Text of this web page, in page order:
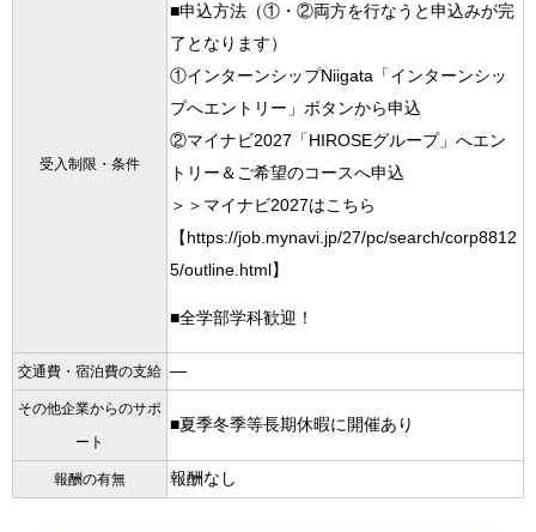
受入制限・条件
■申込方法（①・②両方を行なうと申込みが完
了となります）
①インターンシップNiigata「インターンシッ
プへエントリー」ボタンから申込
②マイナビ2027「HIROSEグループ」へエン
トリー＆ご希望のコースへ申込
＞＞マイナビ2027はこちら
【https://job.mynavi.jp/27/pc/search/corp8812
5/outline.html】
■全学部学科歓迎！
交通費・宿泊費の支給 ―
その他企業からのサポ
ート
■夏季冬季等長期休暇に開催あり
報酬の有無 報酬なし